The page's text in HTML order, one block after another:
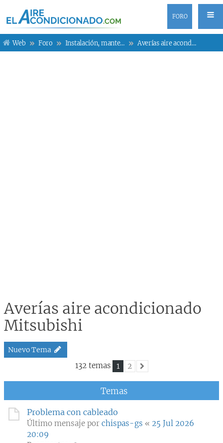
FORO
Web Foro Instalación, mantenimiento y averías Averías aire acondicionado Mitsubishi
Averías aire acondicionado
Mitsubishi
Nuevo Tema
132 temas 1
2
Siguiente
Temas
Problema con cableado
Último mensaje por chispas-gs « 25 Jul 2026
20:09